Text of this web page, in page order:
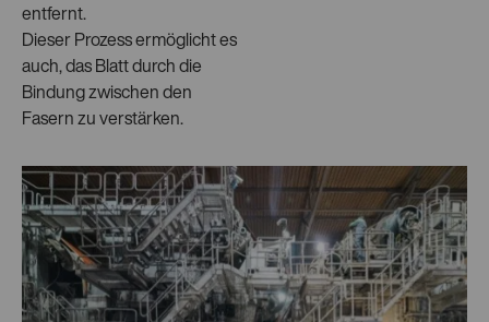
entfernt.
Dieser Prozess ermöglicht es
auch, das Blatt durch die
Bindung zwischen den
Fasern zu verstärken.